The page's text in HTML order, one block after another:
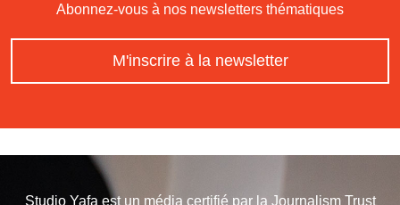
Abonnez-vous à nos newsletters thématiques
M'inscrire à la newsletter
Studio Yafa est un média certifié par la Journalism Trust